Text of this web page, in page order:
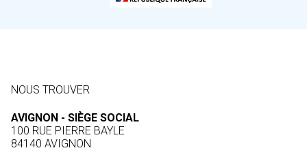
NOUS TROUVER
AVIGNON - SIÈGE SOCIAL
100 RUE PIERRE BAYLE
84140 AVIGNON